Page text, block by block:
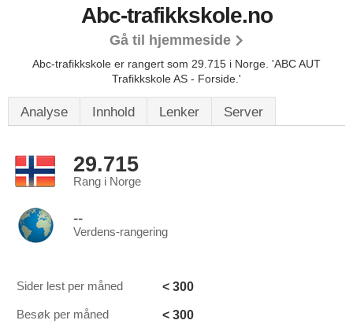
Abc-trafikkskole.no
Gå til hjemmeside
Abc-trafikkskole er rangert som 29.715 i Norge. 'ABC AUT
Trafikkskole AS - Forside.'
Analyse Innhold Lenker Server
29.715
Rang i Norge
--
Verdens-rangering
Sider lest per måned < 300
Besøk per måned < 300